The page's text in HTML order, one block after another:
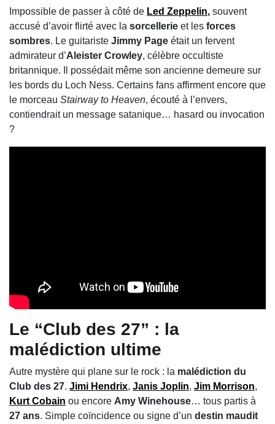
Impossible de passer à côté de Led Zeppelin, souvent
accusé d’avoir flirté avec la sorcellerie et les forces
sombres. Le guitariste Jimmy Page était un fervent
admirateur d’Aleister Crowley, célèbre occultiste
britannique. Il possédait même son ancienne demeure sur
les bords du Loch Ness. Certains fans affirment encore que
le morceau Stairway to Heaven, écouté à l’envers,
contiendrait un message satanique… hasard ou invocation
?
Le “Club des 27” : la
malédiction ultime
Autre mystère qui plane sur le rock : la malédiction du
Club des 27. Jimi Hendrix, Janis Joplin, Jim Morrison,
Kurt Cobain ou encore Amy Winehouse… tous partis à
27 ans. Simple coïncidence ou signe d’un destin maudit